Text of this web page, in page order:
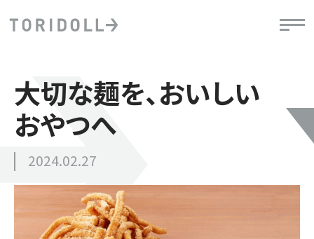
大切な麺を、おいしい
おやつへ
2024.02.27